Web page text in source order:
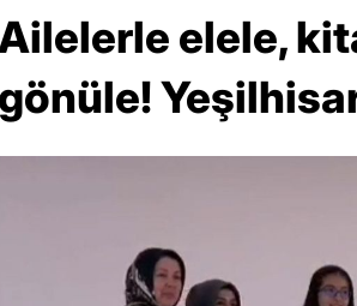
elele,
gönüle!